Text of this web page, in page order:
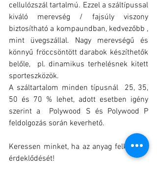
cellulózszál tartalmú. Ezzel a száltípussal
kiváló merevség / fajsúly viszony
biztosítható a kompaundban, kedvezőbb ,
mint üvegszállal. Nagy merevségű és
könnyű fröccsöntött darabok készíthetők
belőle,  pl. dinamikus terhelésnek kitett
sporteszközök.
A száltartalom minden típusnál  25, 35,
50 és 70 % lehet, adott esetben igény
szerint a  Polywood S és Polywood P
feldolgozás során keverhető.
Keressen minket, ha az anyag felkeltette
érdeklődését!